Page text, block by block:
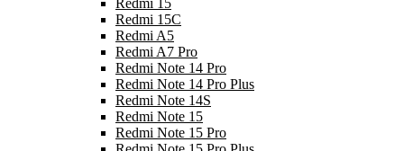
Redmi 15C
Redmi A5
Redmi A7 Pro
Redmi Note 14 Pro
Redmi Note 14 Pro Plus
Redmi Note 14S
Redmi Note 15
Redmi Note 15 Pro